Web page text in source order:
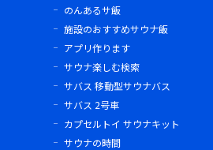
のんあるサ飯
施設のおすすめサウナ飯
アプリ作ります
サウナ楽しむ検索
サバス 移動型サウナバス
サバス 2号車
カプセルトイ サウナキット
サウナの時間